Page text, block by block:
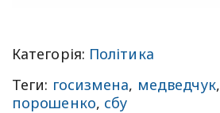
Категорія: Політика
Теги: госизмена, медведчук,
порошенко, сбу